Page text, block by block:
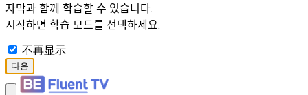
자막과 함께 학습할 수 있습니다.
시작하면 학습 모드를 선택하세요.
不再显示
다음